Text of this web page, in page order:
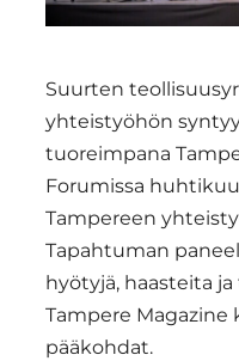
Suurten
yhteistyöhön
tuoreimpana
Forumissa
Tampereen
Tapahtuman
hyötyjä, haasteita
Tampere
pääkohdat.